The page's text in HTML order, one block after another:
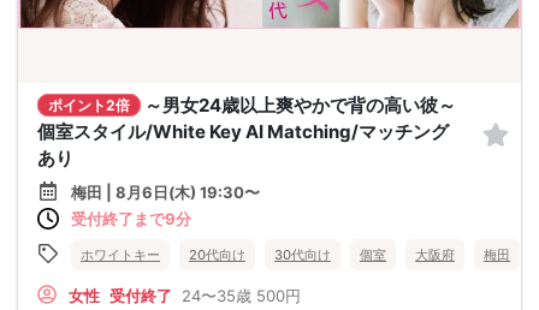
ポイント2倍
～男女24歳以上爽やかで背の高い彼～
個室スタイル/White Key AI Matching/マッチング
あり
梅田 | 8月6日(木) 19:30〜
受付終了まで9分
ホワイトキー 20代向け 30代向け 個室 大阪府 梅田
女性 受付終了 24〜35歳 500円